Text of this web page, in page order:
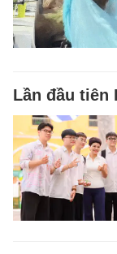
Lần đầu tiên